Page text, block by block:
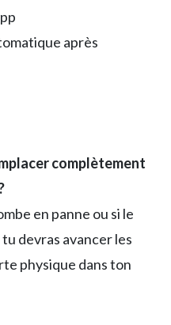
après
complètement
en panne ou si le
devras avancer les
physique dans ton